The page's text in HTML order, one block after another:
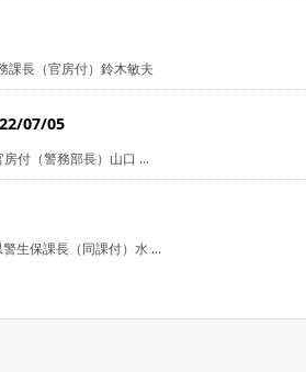
長（官房付）鈴木敏夫
07/05
付（警務部長）山口 ...
生保課長（同課付）水 ...